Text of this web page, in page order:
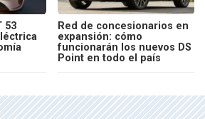
53
Red de concesionarios en
expansión: cómo
funcionarán los nuevos DS
Point en todo el país